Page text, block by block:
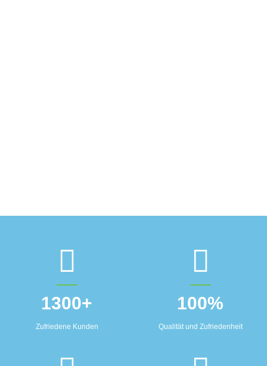
1300+
Zufriedene Kunden
100%
Qualität und Zufriedenheit